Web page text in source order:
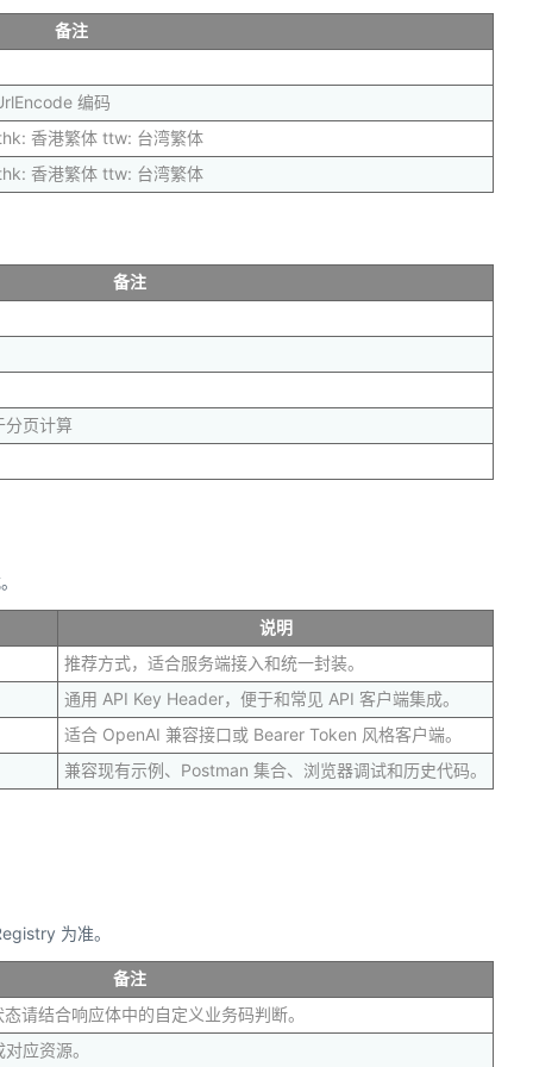
备注
编码
香港繁体 ttw: 台湾繁体
香港繁体 ttw: 台湾繁体
备注
分页计算
说明
推荐方式，适合服务端接入和统一封装。
通用 API Key Header，便于和常见 API 客户端集成。
适合 OpenAI 兼容接口或 Bearer Token 风格客户端。
兼容现有示例、Postman 集合、浏览器调试和历史代码。
为准。
备注
请结合响应体中的自定义业务码判断。
应资源。